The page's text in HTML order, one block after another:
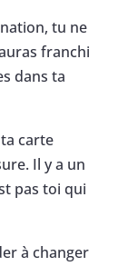
tu ne
franchi
dans ta
carte
Il y a un
pas toi qui
à changer